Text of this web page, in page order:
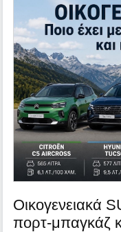
Οικογενειακά
πορτ-μπαγκάζ